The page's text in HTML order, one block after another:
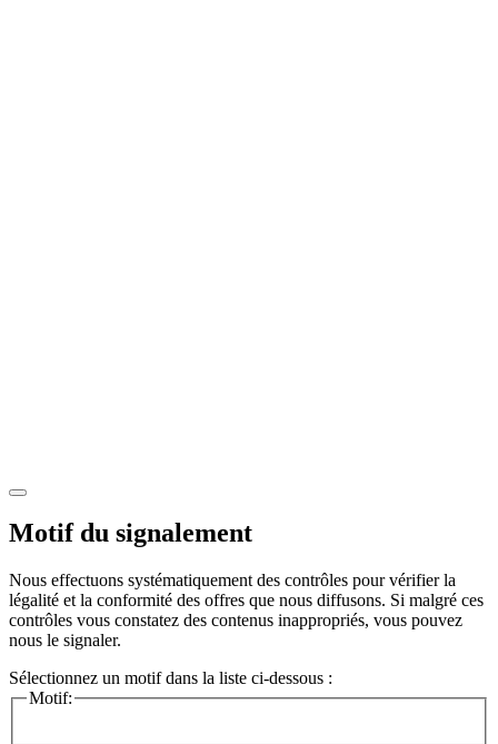
Motif du signalement
Nous effectuons systématiquement des contrôles pour vérifier la
légalité et la conformité des offres que nous diffusons. Si malgré ces
contrôles vous constatez des contenus inappropriés, vous pouvez
nous le signaler.
Sélectionnez un motif dans la liste ci-dessous :
Motif: